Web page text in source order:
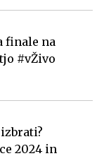
finale na
#vŽivo
2024 in